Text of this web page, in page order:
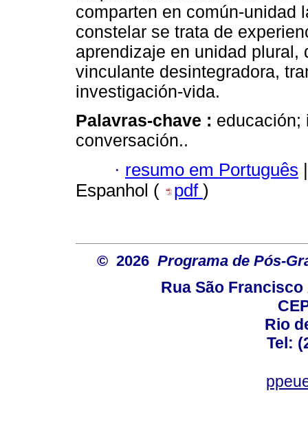
comparten en común-unidad
constelar se trata de
aprendizaje en unidad
vinculante desintegradora,
investigación-vida.
Palavras-chave : educación;
conversación..
· resumo em Português |
Espanhol (
pdf )
© 2026 Programa de Pós-
Rua São Francisco
Rio
Tel: